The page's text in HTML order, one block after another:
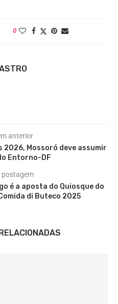
0
anterior
2026, Mossoró deve assumir
Entorno-DF
postagem
é a aposta do Quiosque do
di Buteco 2025